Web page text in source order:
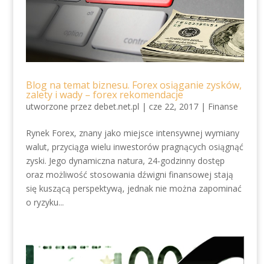
Blog na temat biznesu. Forex osiąganie zysków,
zalety i wady – forex rekomendacje
utworzone przez debet.net.pl | cze 22, 2017| Finanse
Rynek Forex, znany jako miejsce intensywnej wymiany
walut, przyciąga wielu inwestorów pragnących osiągnąć
zyski. Jego dynamiczna natura, 24-godzinny dostęp
oraz możliwość stosowania dźwigni finansowej stają
się kuszącą perspektywą, jednak nie można zapominać
o ryzyku...